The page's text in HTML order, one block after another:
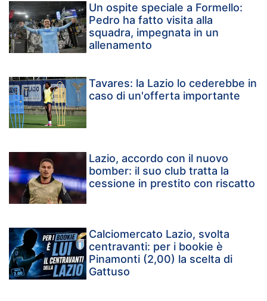
Un ospite speciale a Formello:
Pedro ha fatto visita alla
squadra, impegnata in un
allenamento
Tavares: la Lazio lo cederebbe in
caso di un'offerta importante
Lazio, accordo con il nuovo
bomber: il suo club tratta la
cessione in prestito con riscatto
Calciomercato Lazio, svolta
centravanti: per i bookie è
Pinamonti (2,00) la scelta di
Gattuso